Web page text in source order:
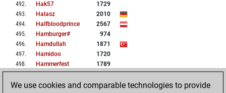
492. Hak57
1729
493. Halasz
2010
494. Halfbloodprince
2567
495. Hamburger#
974
496. Hamdullah
1871
497. Hamidoo
1720
498. Hammerfest
1789
499. Hansiat
1502
500. Hapelo 1725
We use cookies and comparable technologies to provide